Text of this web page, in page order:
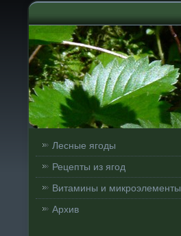
Лесные ягоды
Рецепты из ягод
Витамины и микроэлементы
Архив